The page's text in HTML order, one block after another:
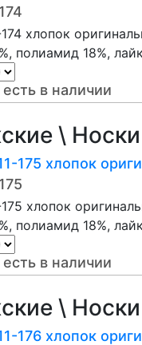
хлопок
полиамид 18%,
есть в наличии
\
175 хлопок
хлопок
полиамид 18%,
есть в наличии
\
176 хлопок